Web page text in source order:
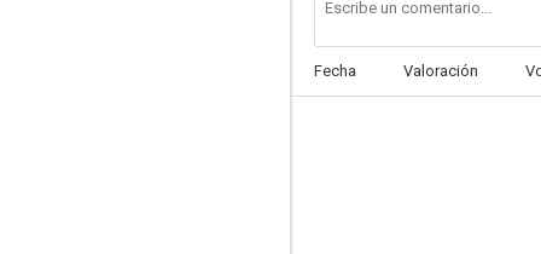
6.0
Fecha Valoración